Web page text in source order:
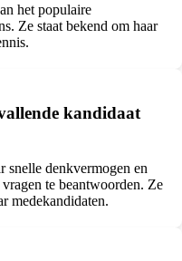
het populaire
Ze staat bekend om haar
kandidaat
snelle denkvermogen en
te beantwoorden. Ze
medekandidaten.